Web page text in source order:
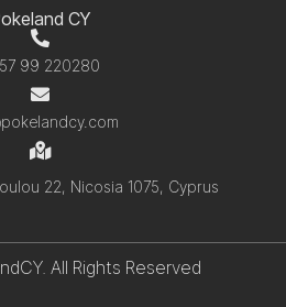
CY
99 220280
22, Nicosia 1075, Cyprus
All Rights Reserved